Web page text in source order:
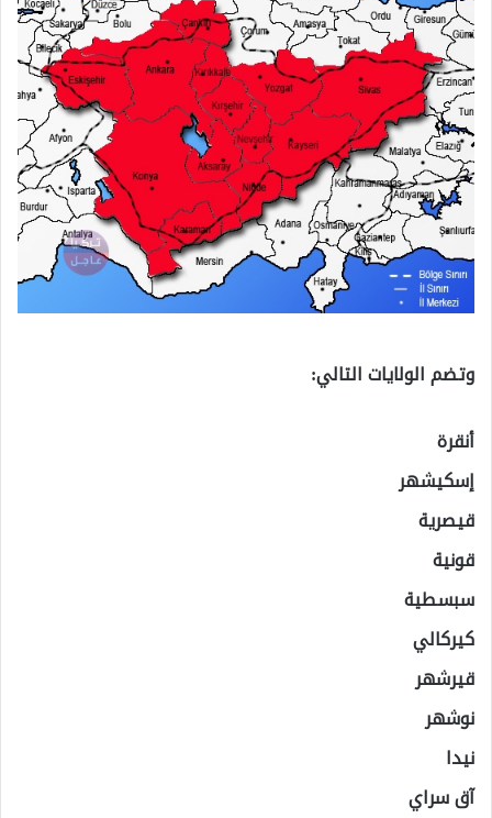
وتضم الولايات التالي:
أنقرة
إسكيشهر
قيصرية
قونية
سبسطية
كيركالي
قيرشهر
نوشهر
نيدا
آق سراي